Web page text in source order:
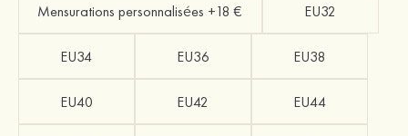
Mensurations personnalisées +18 € EU32
EU34 EU36 EU38
EU40 EU42 EU44